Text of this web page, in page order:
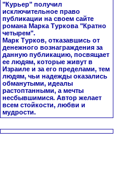
"Курьер" получил
исключительное право
публикации на своем сайте
романа Марка Туркова "Кратно
четырем".
Марк Турков, отказавшись от
денежного вознаграждения за
данную публикацию, посвящает
ее людям, которые живут в
Израиле и за его пределами, тем
людям, чьи надежды оказались
обманутыми, идеалы
растоптанными, а мечты
несбывшимися. Автор желает
всем стойкости, любви и
мудрости.